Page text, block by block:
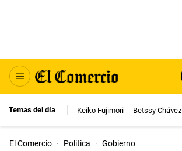
Temas del día Keiko Fujimori Betssy Chávez
El Comercio · Politica · Gobierno